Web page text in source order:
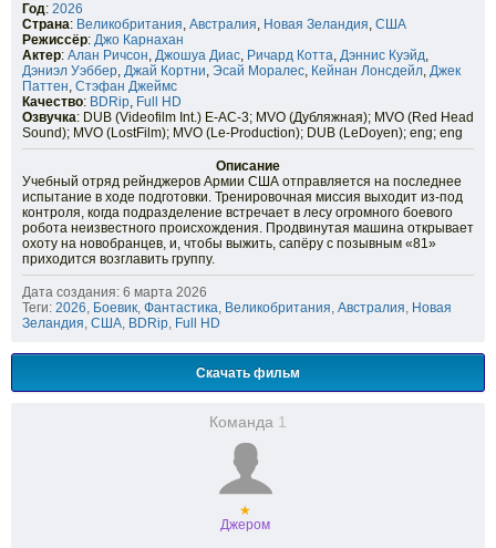
Год: 2026
Страна: Великобритания, Австралия, Новая Зеландия, США
Режиссёр: Джо Карнахан
Актер: Алан Ричсон, Джошуа Диас, Ричард Котта, Дэннис Куэйд,
Дэниэл Уэббер, Джай Кортни, Эсай Моралес, Кейнан Лонсдейл, Джек
Паттен, Стэфан Джеймс
Качество: BDRip, Full HD
Озвучка: DUB (Videofilm Int.) E-AC-3; MVO (Дубляжная); MVO (Red Head
Sound); MVO (LostFilm); MVO (Le-Production); DUB (LeDoyen); eng; eng
Описание
Учебный отряд рейнджеров Армии США отправляется на последнее
испытание в ходе подготовки. Тренировочная миссия выходит из-под
контроля, когда подразделение встречает в лесу огромного боевого
робота неизвестного происхождения. Продвинутая машина открывает
охоту на новобранцев, и, чтобы выжить, сапёру с позывным «81»
приходится возглавить группу.
Дата создания: 6 марта 2026
Теги: 2026, Боевик, Фантастика, Великобритания, Австралия, Новая
Зеландия, США, BDRip, Full HD
Скачать фильм
Команда 1
★
Джером